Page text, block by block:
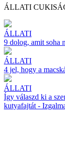
ÁLLATI
ÁLLATI
9 dolog, amit soha
ÁLLATI
4 jel, hogy a
ÁLLATI
Így válaszd ki a
kutyafajtát -